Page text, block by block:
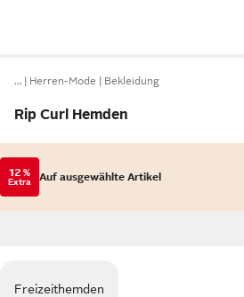
… Herren-Mode Bekleidung
Rip Curl Hemden
12 %
Extra Auf ausgewählte Artikel
Freizeithemden